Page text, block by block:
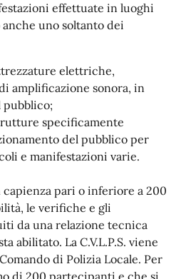
effettuate in luoghi
uno soltanto dei
elettriche,
amplificazione sonora, in
pubblico;
specificamente
del pubblico per
e manifestazioni varie.
pari o inferiore a 200
le verifiche e gli
da una relazione tecnica
abilitato. La C.V.L.P.S. viene
di Polizia Locale. Per
di 200 partecipanti e che si